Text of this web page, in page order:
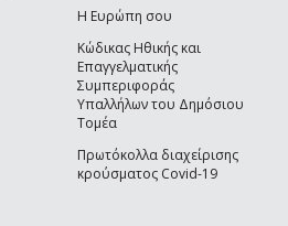
Η Ευρώπη σου
Κώδικας Ηθικής και
Επαγγελματικής
Συμπεριφοράς
Υπαλλήλων του Δημόσιου
Τομέα
Πρωτόκολλα διαχείρισης
κρούσματος Covid-19